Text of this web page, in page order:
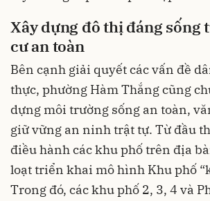
Xây dựng đô thị đáng sống
cư an toàn
Bên cạnh giải quyết các vấn đề
thực, phường Hàm Thắng cũng
dựng môi trường sống an toàn,
giữ vững an ninh trật tự. Từ đầu
điều hành các khu phố trên địa
loạt triển khai mô hình Khu phố
Trong đó, các khu phố 2, 3, 4 và